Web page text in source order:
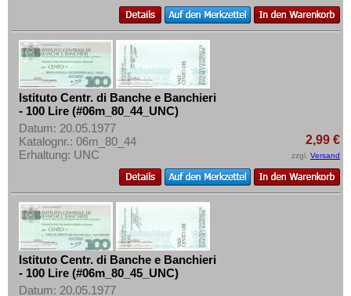
Istituto Centr. di Banche e Banchieri
- 100 Lire (#06m_80_44_UNC)
Datum: 20.05.1977
Katalognr.: 06m_80_44
Erhaltung: UNC
2,99 €
zzgl. Versand
Istituto Centr. di Banche e Banchieri
- 100 Lire (#06m_80_45_UNC)
Datum: 20.05.1977